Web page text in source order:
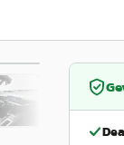
/35